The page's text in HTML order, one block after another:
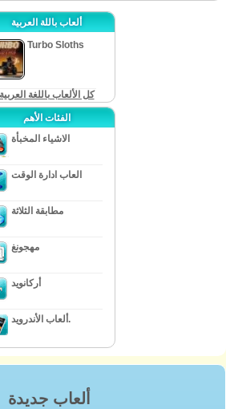
ألعاب باللة العربية
Turbo Sloths
كل الألعاب باللغة العربية
الفئات الأهم
الاشياء المخبأة
العاب ادارة الوقت
مطابقة الثلاثة
مهجونغ
أركانويد
ألعاب الأندرويد.
ألعاب جديدة